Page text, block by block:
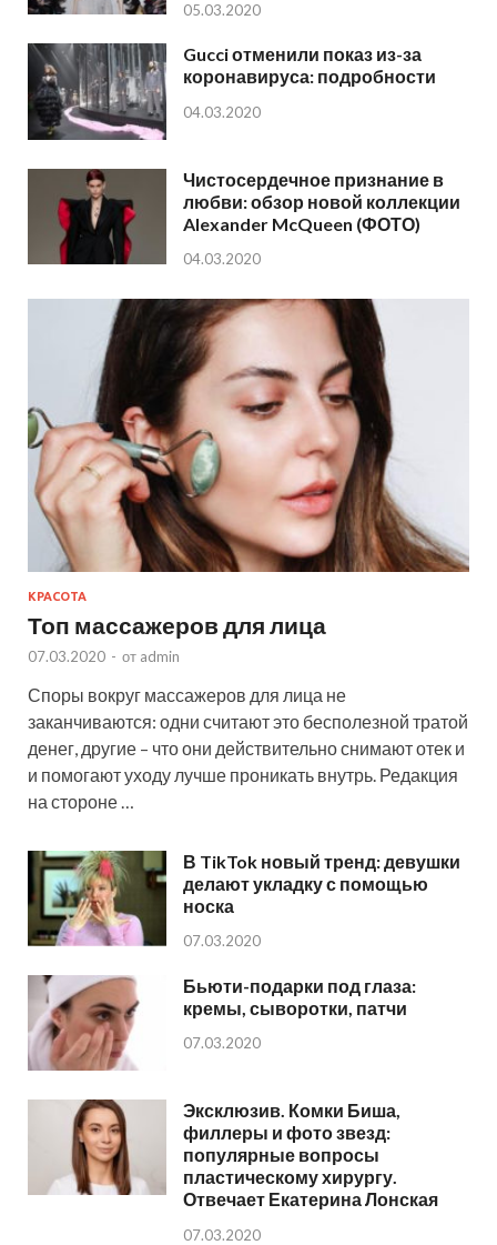
05.03.2020
Gucci отменили показ из-за
коронавируса: подробности
04.03.2020
Чистосердечное признание в
любви: обзор новой коллекции
Alexander McQueen (ФОТО)
04.03.2020
КРАСОТА
Топ массажеров для лица
07.03.2020 - от admin
Споры вокруг массажеров для лица не
заканчиваются: одни считают это бесполезной тратой
денег, другие – что они действительно снимают отек и
и помогают уходу лучше проникать внутрь. Редакция
на стороне …
В TikTok новый тренд: девушки
делают укладку с помощью
носка
07.03.2020
Бьюти-подарки под глаза:
кремы, сыворотки, патчи
07.03.2020
Эксклюзив. Комки Биша,
филлеры и фото звезд:
популярные вопросы
пластическому хирургу.
Отвечает Екатерина Лонская
07.03.2020